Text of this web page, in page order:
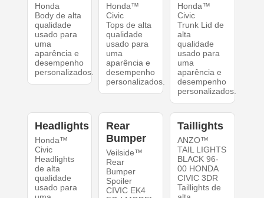
Honda
Body de alta
qualidade
usado para
uma
aparência e
desempenho
personalizados.
Honda™
Civic
Tops de alta
qualidade
usado para
uma
aparência e
desempenho
personalizados.
Honda™
Civic
Trunk Lid de
alta
qualidade
usado para
uma
aparência e
desempenho
personalizados.
Headlights
Honda™
Civic
Headlights
de alta
qualidade
usado para
Rear
Bumper
Veilside™
Rear
Bumper
Spoiler
CIVIC EK4
Taillights
ANZO™
TAIL LIGHTS
BLACK 96-
00 HONDA
CIVIC 3DR
Taillights de